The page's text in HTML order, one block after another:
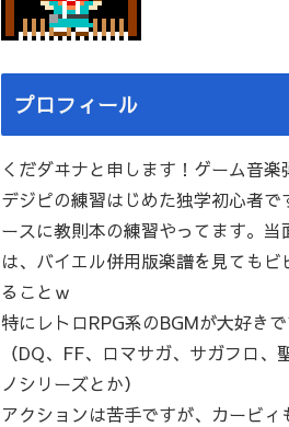
プロフィール
くだダヰナと申します！ゲーム音楽
デジピの練習はじめた独学初心者で
ースに教則本の練習やってます。当
は、バイエル併用版楽譜を見てもビ
ることｗ
特にレトロRPG系のBGMが大好きで
（DQ、FF、ロマサガ、サガフロ、
ノシリーズとか）
アクションは苦手ですが、カービ